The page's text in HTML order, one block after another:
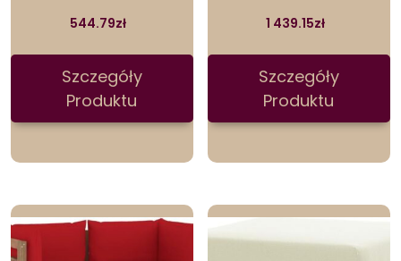
544.79zł
Szczegóły
Produktu
1 439.15zł
Szczegóły
Produktu